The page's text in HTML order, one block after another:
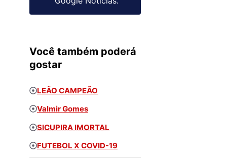
Você também poderá
gostar
LEÃO CAMPEÃO
Valmir Gomes
SICUPIRA IMORTAL
FUTEBOL X COVID-19